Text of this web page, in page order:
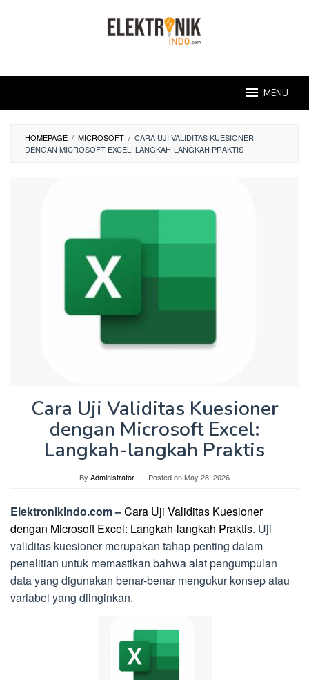
MENU
HOMEPAGE / MICROSOFT / CARA UJI VALIDITAS KUESIONER
DENGAN MICROSOFT EXCEL: LANGKAH-LANGKAH PRAKTIS
Cara Uji Validitas Kuesioner
dengan Microsoft Excel:
Langkah-langkah Praktis
By Administrator Posted onMay 28, 2026
Elektronikindo.com –Cara Uji Validitas Kuesioner
dengan Microsoft Excel: Langkah-langkah Praktis. Uji
validitas kuesioner merupakan tahap penting dalam
penelitian untuk memastikan bahwa alat pengumpulan
data yang digunakan benar-benar mengukur konsep atau
variabel yang diinginkan.